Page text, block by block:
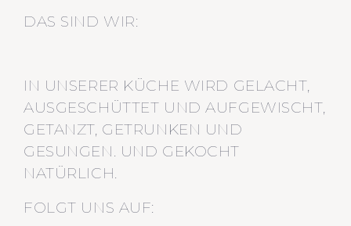
DAS SIND WIR:
IN UNSERER KÜCHE WIRD GELACHT,
AUSGESCHÜTTET UND AUFGEWISCHT,
GETANZT, GETRUNKEN UND
GESUNGEN. UND GEKOCHT
NATÜRLICH.
FOLGT UNS AUF: